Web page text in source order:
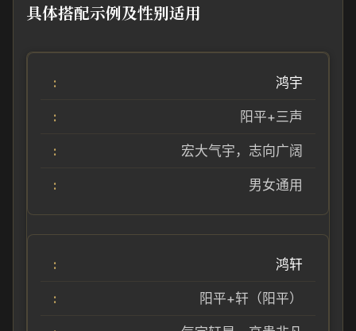
具体搭配示例及性别适用
鸿宇
阳平+三声
宏大气宇，志向广阔
男女通用
鸿轩
阳平+轩（阳平）